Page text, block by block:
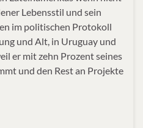
Lebensstil und sein
im politischen Protokoll
und Alt, in Uruguay und
er mit zehn Prozent seines
und den Rest an Projekte